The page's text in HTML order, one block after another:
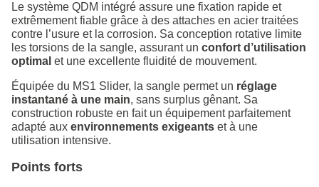
Le système QDM intégré assure une fixation rapide et
extrêmement fiable grâce à des attaches en acier traitées
contre l’usure et la corrosion. Sa conception rotative limite
les torsions de la sangle, assurant un confort d’utilisation
optimal et une excellente fluidité de mouvement.
Équipée du MS1 Slider, la sangle permet un réglage
instantané à une main, sans surplus gênant. Sa
construction robuste en fait un équipement parfaitement
adapté aux environnements exigeants et à une
utilisation intensive.
Points forts